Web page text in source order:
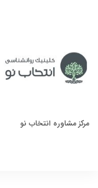
مرکز مشاوره انتخاب نو